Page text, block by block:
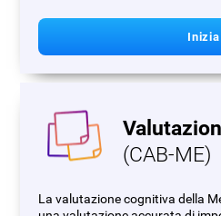
Inizia
(CAB-ME)
La valutazione cognitiva della